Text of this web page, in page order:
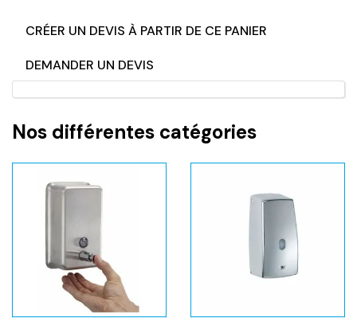
CRÉER UN DEVIS À PARTIR DE CE PANIER
DEMANDER UN DEVIS
Nos différentes catégories